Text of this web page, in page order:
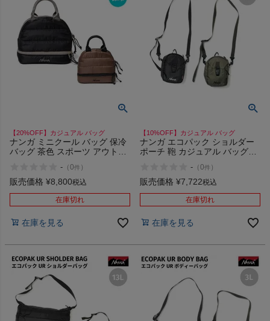
【20%OFF】カジュアル バッグ
ナンガ ミニクール バッグ 保冷
バッグ 茶色 スポーツ アウトド
弁当 保冷 ランチバッグ
NANGA MINI COOL BAG
- （0件 ）
販売価格 ¥8,800税込
在庫切れ
在庫を見る
【10%OFF】カジュアル バッグ
ナンガ エコパック ショルダー
ポーチ 鞄 カジュアル バッグ
SHOULDER POUCH
- （0件 ）
販売価格 ¥7,722税込
在庫切れ
在庫を見る